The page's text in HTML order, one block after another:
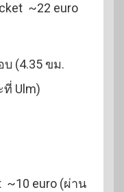
~22 euro
บ (4.35 ขม.
Ulm)
~10 euro (ผ่าน